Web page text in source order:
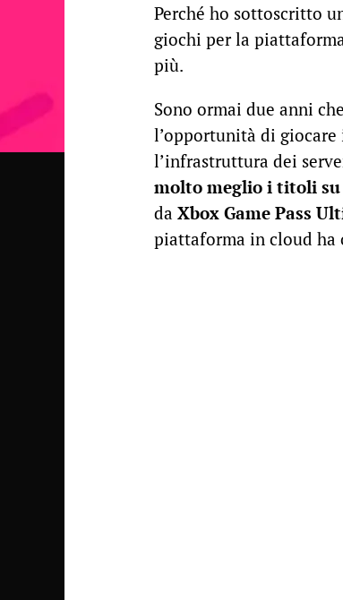
Perché ho sottoscritto
giochi per la
più.
Sono ormai due anni che
l’opportunità di
l’infrastruttura dei
molto meglio i titoli su
da Xbox Game Pass
piattaforma in cloud ha